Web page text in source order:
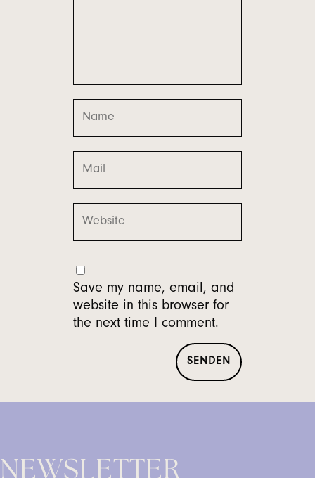
Save my name, email, and
website in this browser for
the next time I comment.
NEWSLETTER